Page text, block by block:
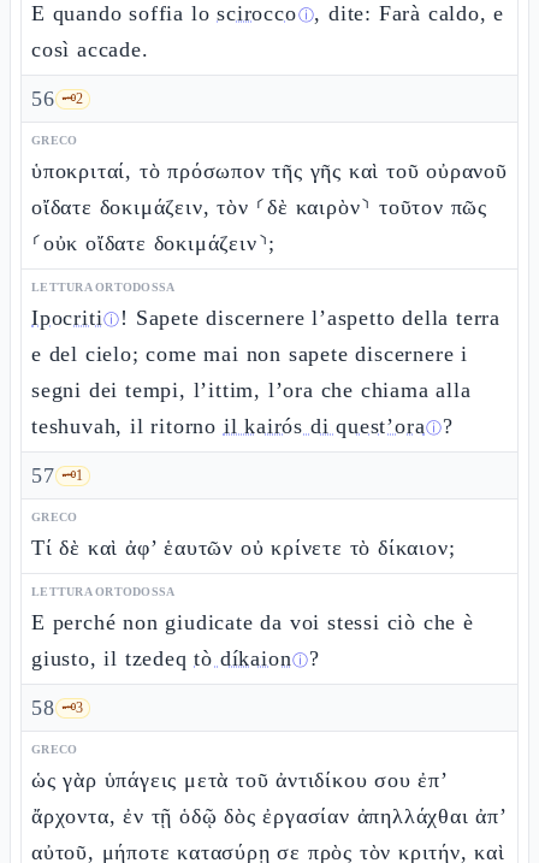
E quando soffia losciroccoⓘ, dite: Farà caldo, e
così accade.
56 🗝️2
GRECO
ὑποκριταί, τὸ πρόσωπον τῆς γῆς καὶ τοῦ οὐρανοῦ
οἴδατε δοκιμάζειν, τὸν ⸂δὲ καιρὸν⸃ τοῦτον πῶς
⸂οὐκ οἴδατε δοκιμάζειν⸃;
LETTURA ORTODOSSA
Ipocritiⓘ ! Sapete discernere l’aspetto della terra
e del cielo; come mai non sapete discernere i
segni dei tempi, l’ittim, l’ora che chiama alla
teshuvah, il ritorno il kairós di quest’oraⓘ?
57 🗝️1
GRECO
Τί δὲ καὶ ἀφ’ ἑαυτῶν οὐ κρίνετε τὸ δίκαιον;
LETTURA ORTODOSSA
E perché non giudicate da voi stessi ciò che è
giusto, il tzedeqtò díkaionⓘ?
58 🗝️3
GRECO
ὡς γὰρ ὑπάγεις μετὰ τοῦ ἀντιδίκου σου ἐπ’
ἄρχοντα, ἐν τῇ ὁδῷ δὸς ἐργασίαν ἀπηλλάχθαι ἀπ’
αὐτοῦ, μήποτε κατασύρῃ σε πρὸς τὸν κριτήν, καὶ